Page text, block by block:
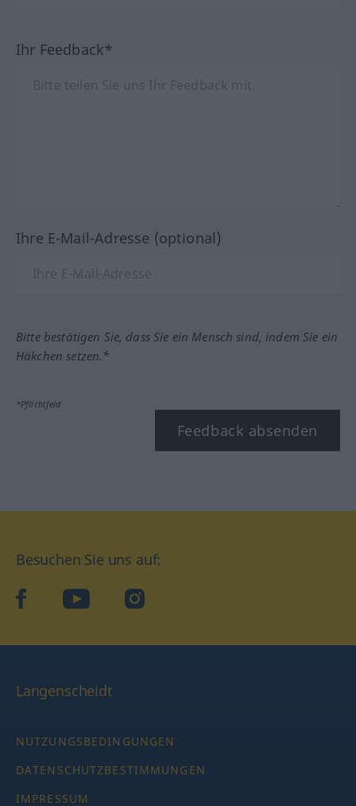
Ihr Feedback*
Ihre E-Mail-Adresse (optional)
Bitte bestätigen Sie, dass Sie ein Mensch sind, indem Sie ein
Häkchen setzen.*
*Pflichtfeld
Feedback absenden
Besuchen Sie uns auf:
facebookYouTube Instagram
Langenscheidt
NUTZUNGSBEDINGUNGEN
DATENSCHUTZBESTIMMUNGEN
IMPRESSUM